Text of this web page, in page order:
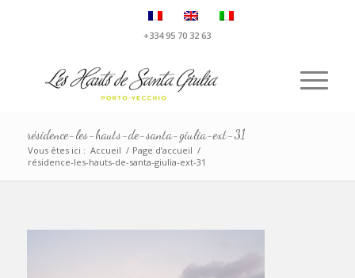
+334 95 70 32 63
résidence-les-hauts-de-santa-giulia-ext-31
Vous êtes ici : Accueil / Page d’accueil /
résidence-les-hauts-de-santa-giulia-ext-31